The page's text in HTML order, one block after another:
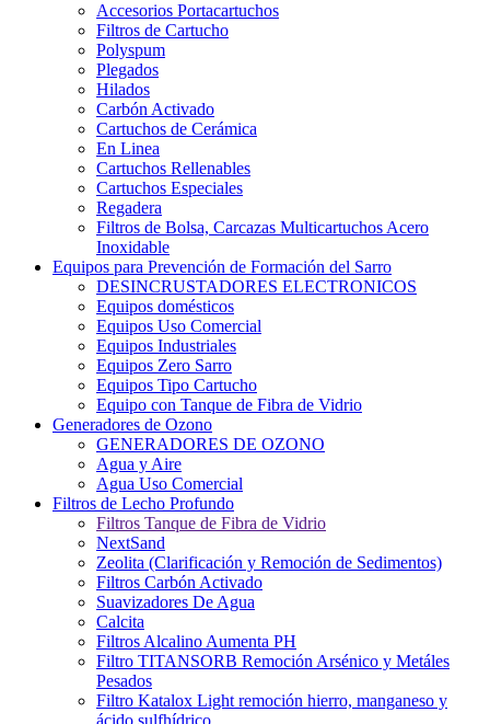
Accesorios Portacartuchos
Filtros de Cartucho
Polyspum
Plegados
Hilados
Carbón Activado
Cartuchos de Cerámica
En Linea
Cartuchos Rellenables
Cartuchos Especiales
Regadera
Filtros de Bolsa, Carcazas Multicartuchos Acero
Inoxidable
Equipos para Prevención de Formación del Sarro
DESINCRUSTADORES ELECTRONICOS
Equipos domésticos
Equipos Uso Comercial
Equipos Industriales
Equipos Zero Sarro
Equipos Tipo Cartucho
Equipo con Tanque de Fibra de Vidrio
Generadores de Ozono
GENERADORES DE OZONO
Agua y Aire
Agua Uso Comercial
Filtros de Lecho Profundo
Filtros Tanque de Fibra de Vidrio
NextSand
Zeolita (Clarificación y Remoción de Sedimentos)
Filtros Carbón Activado
Suavizadores De Agua
Calcita
Filtros Alcalino Aumenta PH
Filtro TITANSORB Remoción Arsénico y Metáles
Pesados
Filtro Katalox Light remoción hierro, manganeso y
ácido sulfhídrico